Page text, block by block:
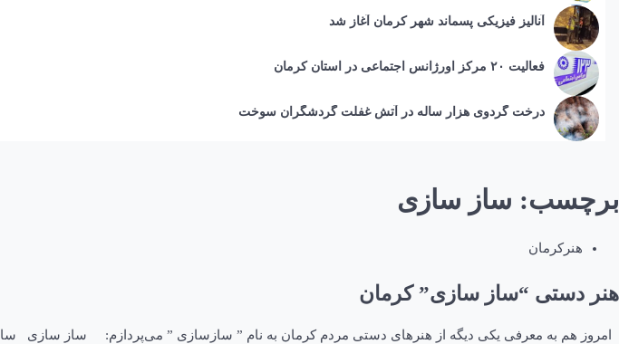
آنالیز فیزیکی پسماند شهر کرمان آغاز شد
فعالیت ۲۰ مرکز اورژانس اجتماعی در استان کرمان
درخت گردوی هزار ساله در آتش غفلت گردشگران سوخت
برچسب: ساز سازی
هنرکرمان
هنر دستی “ساز سازی” کرمان
امروز هم به معرفی یکی دیگه از هنرهای دستی مردم کرمان به نام ” سازسازی ” می‌پردازم: ساز سازی